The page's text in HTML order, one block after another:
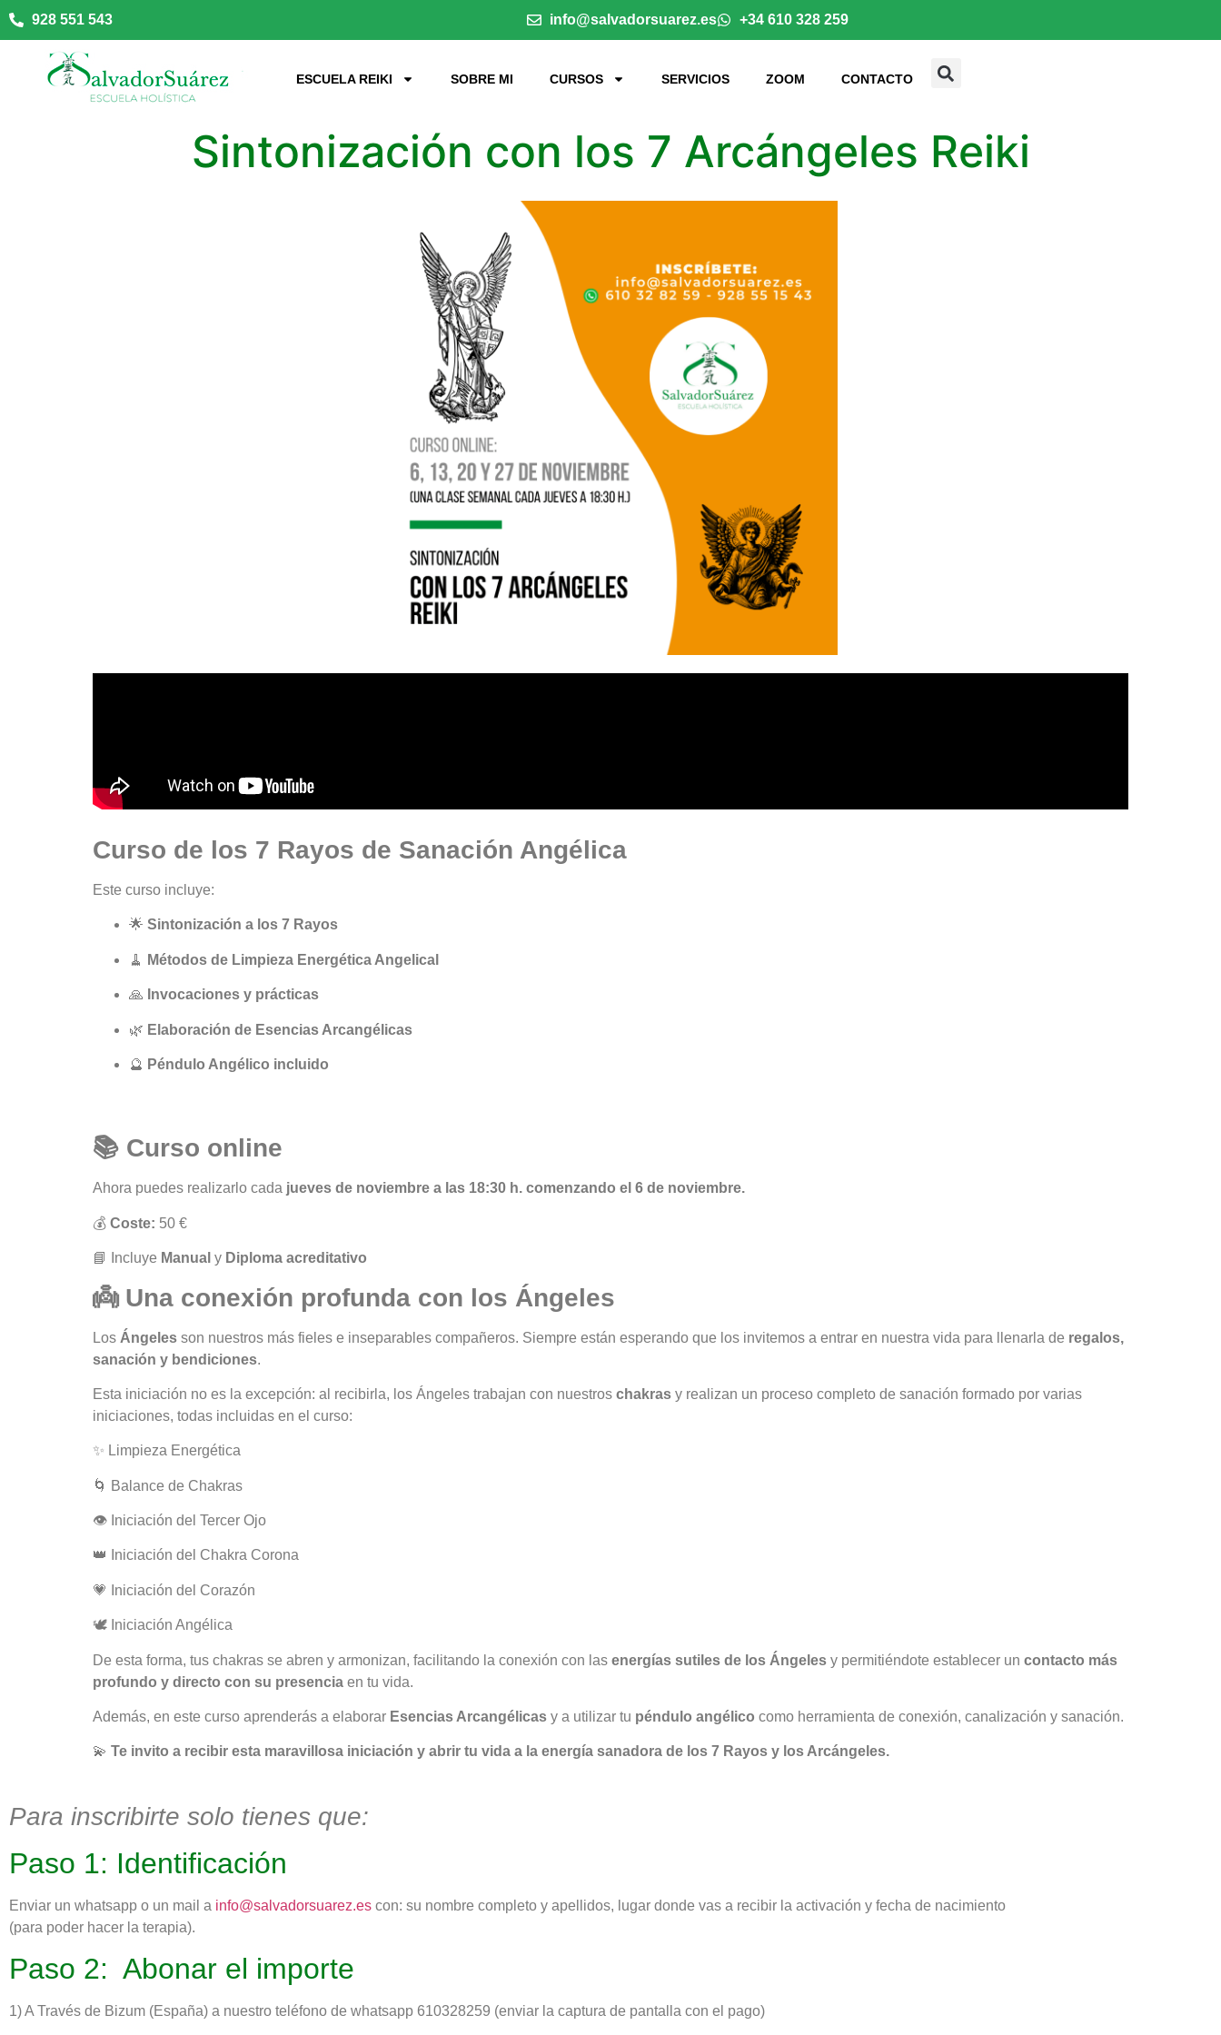
928 551 543 info@salvadorsuarez.es +34 610 328 259
ESCUELA REIKI SOBRE MI CURSOS SERVICIOS ZOOM CONTACTO
Sintonización con los 7 Arcángeles Reiki
Curso de los 7 Rayos de Sanación Angélica
Este curso incluye:
🌟 Sintonización a los 7 Rayos
🧹 Métodos de Limpieza Energética Angelical
🙏 Invocaciones y prácticas
🌿 Elaboración de Esencias Arcangélicas
🔮 Péndulo Angélico incluido
📚 Curso online
Ahora puedes realizarlo cada jueves de noviembre a las 18:30 h. comenzando el 6 de noviembre.
💰 Coste: 50 €
📘 Incluye Manual y Diploma acreditativo
👼 Una conexión profunda con los Ángeles
Los Ángeles son nuestros más fieles e inseparables compañeros. Siempre están esperando que los invitemos a entrar en nuestra vida para llenarla de regalos,
sanación y bendiciones.
Esta iniciación no es la excepción: al recibirla, los Ángeles trabajan con nuestros chakras y realizan un proceso completo de sanación formado por varias
iniciaciones, todas incluidas en el curso:
✨ Limpieza Energética
🌀 Balance de Chakras
👁️ Iniciación del Tercer Ojo
👑 Iniciación del Chakra Corona
💗 Iniciación del Corazón
🕊️ Iniciación Angélica
De esta forma, tus chakras se abren y armonizan, facilitando la conexión con las energías sutiles de los Ángeles y permitiéndote establecer un contacto más
profundo y directo con su presencia en tu vida.
Además, en este curso aprenderás a elaborar Esencias Arcangélicas y a utilizar tu péndulo angélico como herramienta de conexión, canalización y sanación.
💫 Te invito a recibir esta maravillosa iniciación y abrir tu vida a la energía sanadora de los 7 Rayos y los Arcángeles.
Para inscribirte solo tienes que:
Paso 1: Identificación
Enviar un whatsapp o un mail a info@salvadorsuarez.es con: su nombre completo y apellidos, lugar donde vas a recibir la activación y fecha de nacimiento
(para poder hacer la terapia).
Paso 2: Abonar el importe
1) A Través de Bizum (España) a nuestro teléfono de whatsapp 610328259 (enviar la captura de pantalla con el pago)